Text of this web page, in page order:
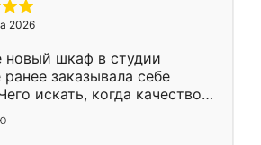
2026
новый шкаф в студии
ранее заказывала себе
искать, когда качеством
Служит кухня уже почти
нет.